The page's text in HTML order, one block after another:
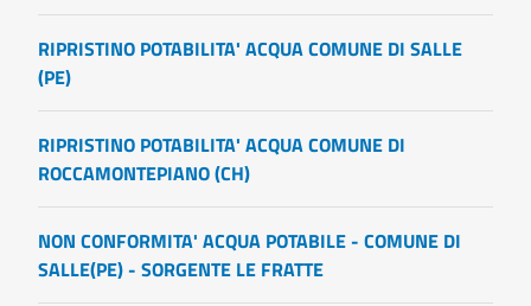
RIPRISTINO POTABILITA' ACQUA COMUNE DI SALLE
(PE)
RIPRISTINO POTABILITA' ACQUA COMUNE DI
ROCCAMONTEPIANO (CH)
NON CONFORMITA' ACQUA POTABILE - COMUNE DI
SALLE(PE) - SORGENTE LE FRATTE